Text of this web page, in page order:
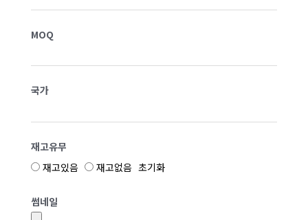
MOQ
국가
재고유무
재고있음
재고없음 초기화
썸네일